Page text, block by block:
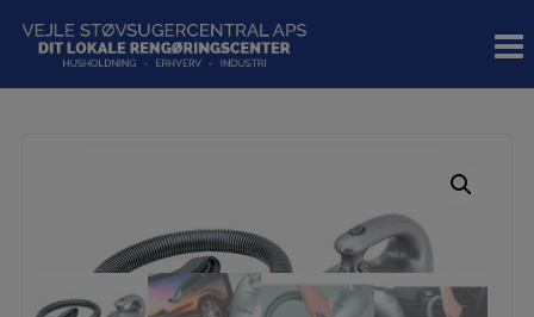
indholdet